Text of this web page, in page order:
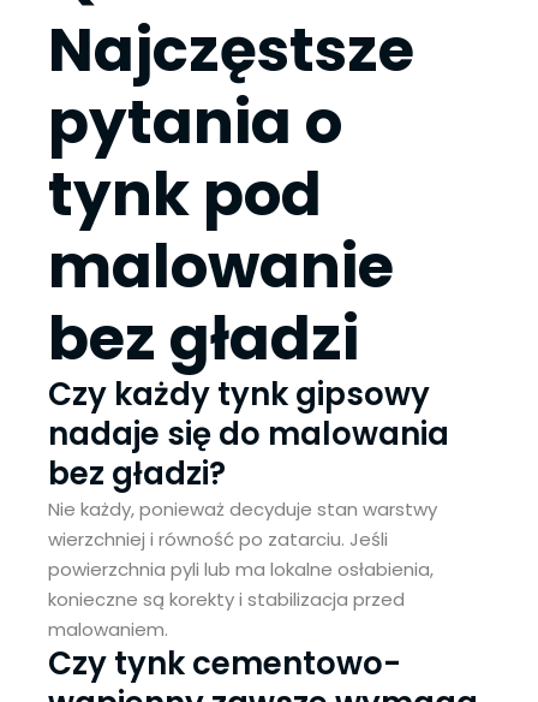
Najczęstsze
pytania o
tynk pod
malowanie
bez gładzi
Czy każdy tynk gipsowy
nadaje się do malowania
bez gładzi?
Nie każdy, ponieważ decyduje stan warstwy
wierzchniej i równość po zatarciu. Jeśli
powierzchnia pyli lub ma lokalne osłabienia,
konieczne są korekty i stabilizacja przed
malowaniem.
Czy tynk cementowo-